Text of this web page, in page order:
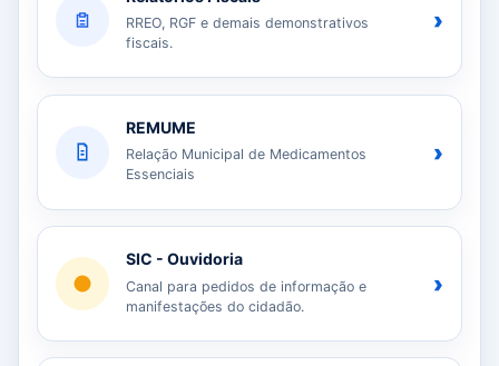
RREO, RGF e demais demonstrativos
fiscais.
›
REMUME
Relação Municipal de Medicamentos
Essenciais
›
SIC - Ouvidoria
Canal para pedidos de informação e
manifestações do cidadão.
›